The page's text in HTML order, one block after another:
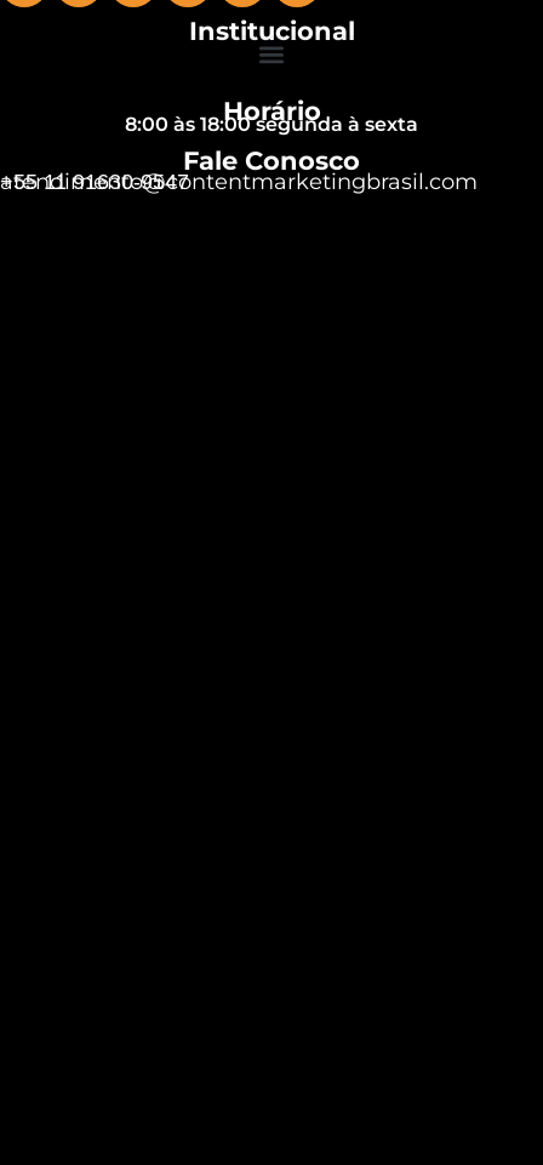
Institucional
Horário
8:00 às 18:00 segunda à sexta
Fale Conosco
+55 11 91630-9547
atendimento@contentmarketingbrasil.com